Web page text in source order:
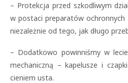
– Protekcja przed szkodliwym
w postaci preparatów ochronnych
niezależnie od tego, jak długo
– Dodatkowo powinniśmy w
mechaniczną – kapelusze i
cieniem usta.